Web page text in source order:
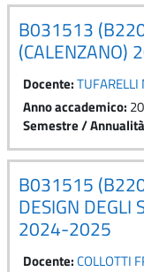
B031513
(CALENZANO)
Docente:TUFARELLI
Anno accademico:
Semestre / Annualità
B031515
DESIGN DEGLI
2024-2025
Docente:COLLOTTI